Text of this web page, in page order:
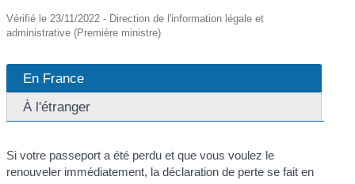
Vérifié le 23/11/2022 - Direction de l'information légale et
administrative (Première ministre)
En France
À l'étranger
Si votre passeport a été perdu et que vous voulez le
renouveler immédiatement, la déclaration de perte se fait en